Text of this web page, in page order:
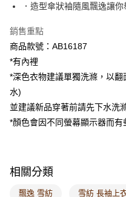
7-11取貨付款
每筆NT$60，滿NT$1,000(含
付款後7-11取貨
每筆NT$60，滿NT$1,000(含
宅配
每筆NT$120，滿NT$1,000(
付款後門市自取
海外配送-港/澳/新/馬/泰國專屬
海外配送-其他亞洲地區
．造型傘狀袖隨風飄逸讓
銷售重點
商品款號：AB16187
*有內裡
*深色衣物建議單獨洗滌，以
水)
並建議新品穿著前請先下水洗
*顏色會因不同螢幕顯示器而有
相關分類
飄逸 雪紡 雪紡 長袖上